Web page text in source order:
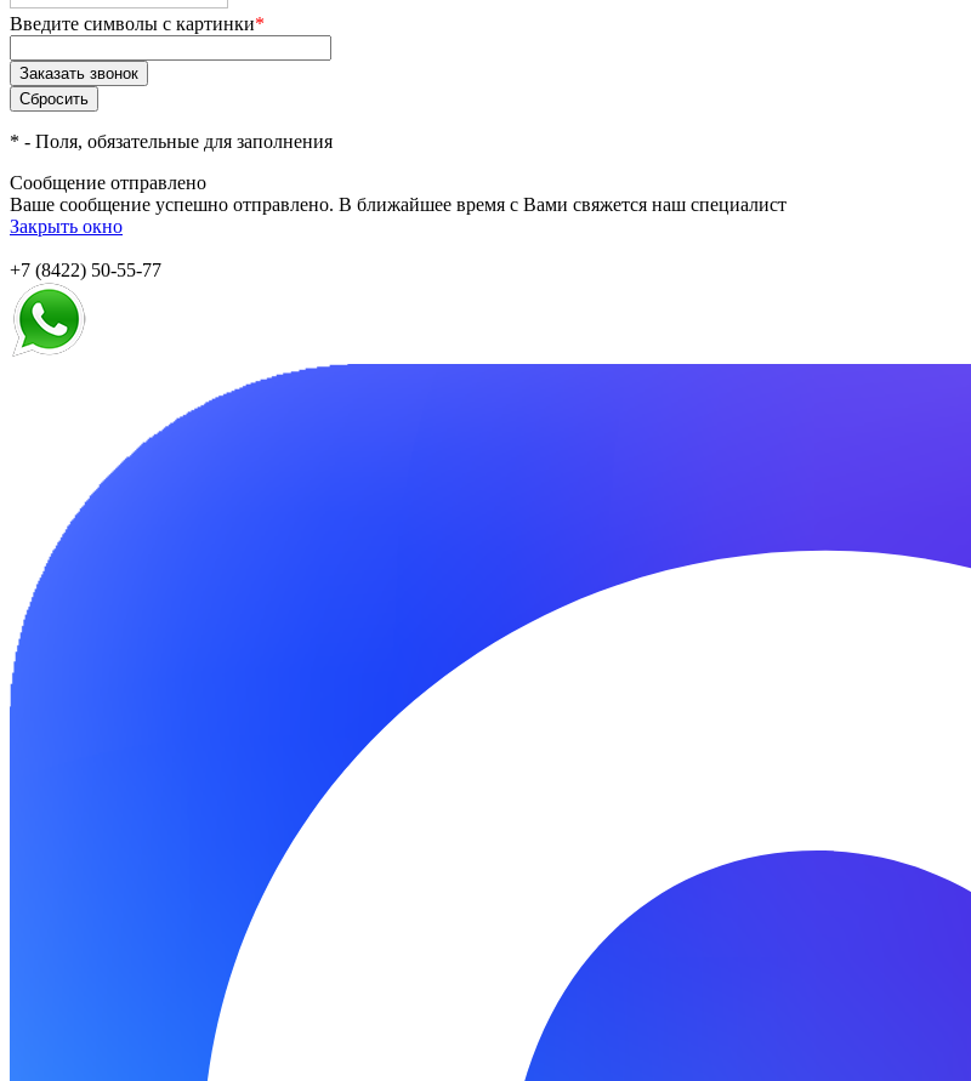
Введите символы с картинки*
* - Поля, обязательные для заполнения
Сообщение отправлено
Ваше сообщение успешно отправлено. В ближайшее время с Вами свяжется наш специалист
Закрыть окно
+7 (8422) 50-55-77